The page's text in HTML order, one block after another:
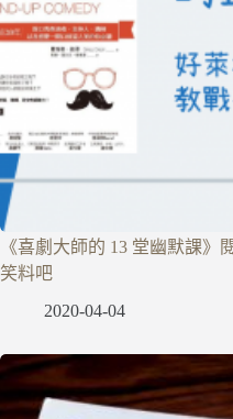
《喜劇大師的 13 堂幽默課
笑料吧
2020-04-04